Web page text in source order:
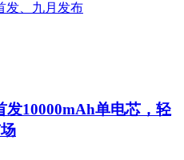
发10000mAh单电芯，轻